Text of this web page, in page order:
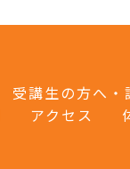
受講生の方へ・
アクセス